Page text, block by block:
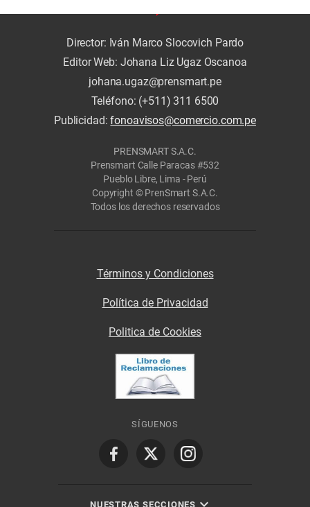
Director: Iván Marco Slocovich Pardo
Editor Web: Johana Liz Ugaz Oscanoa
johana.ugaz@prensmart.pe
Teléfono: (+511) 311 6500
Publicidad:fonoavisos@comercio.com.pe
PRENSMART S.A.C.
Prensmart Calle Paracas #532
Pueblo Libre, Lima - Perú
Copyright © PrenSmart S.A.C.
Todos los derechos reservados
Términos y Condiciones
Política de Privacidad
Politica de Cookies
SÍGUENOS
NUESTRAS SECCIONES